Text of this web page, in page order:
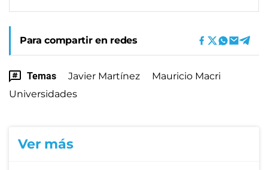
Para compartir en redes
Temas Javier Martínez
Mauricio Macri
Universidades
Ver más